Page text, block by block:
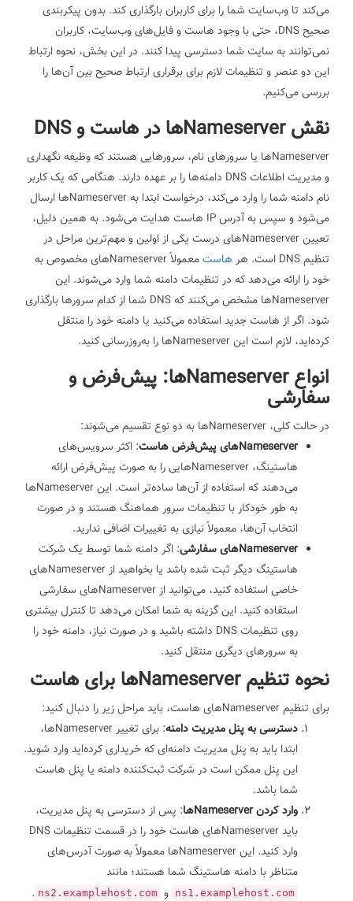
می‌کند تا وب‌سایت شما را برای کاربران بارگذاری کند. بدون پیکربندی
صحیح DNS، حتی با وجود هاست و فایل‌های وب‌سایت، کاربران
نمی‌توانند به سایت شما دسترسی پیدا کنند. در این بخش، نحوه ارتباط
این دو عنصر و تنظیمات لازم برای برقراری ارتباط صحیح بین آن‌ها را
بررسی می‌کنیم.
نقش Nameserverها در هاست و DNS
Nameserverها یا سرورهای نام، سرورهایی هستند که وظیفه نگهداری
و مدیریت اطلاعات DNS دامنه‌ها را بر عهده دارند. هنگامی که یک کاربر
نام دامنه شما را وارد می‌کند، درخواست ابتدا به Nameserverها ارسال
می‌شود و سپس به آدرس IP هاست هدایت می‌شود. به همین دلیل،
تعیین Nameserverهای درست یکی از اولین و مهم‌ترین مراحل در
تنظیم DNS است.
هر هاست
معمولاً Nameserverهای مخصوص به
خود را ارائه می‌دهد که در تنظیمات دامنه شما وارد می‌شوند. این
Nameserverها مشخص می‌کنند که DNS شما از کدام سرورها بارگذاری
شود. اگر از هاست جدید استفاده می‌کنید یا دامنه خود را منتقل
کرده‌اید، لازم است این Nameserverها را به‌روزرسانی کنید.
انواع Nameserverها: پیش‌فرض و
سفارشی
در حالت کلی، Nameserverها به دو نوع تقسیم می‌شوند:
Nameserverهای پیش‌فرض هاست
: اکثر سرویس‌های
هاستینگ، Nameserverهایی را به صورت پیش‌فرض ارائه
می‌دهند که استفاده از آن‌ها ساده‌تر است. این Nameserverها
به طور خودکار با تنظیمات سرور هماهنگ هستند و در صورت
انتخاب آن‌ها، معمولاً نیازی به تغییرات اضافی ندارید.
Nameserverهای سفارشی
: اگر دامنه شما توسط یک شرکت
هاستینگ دیگر ثبت شده باشد یا بخواهید از Nameserverهای
خاصی استفاده کنید، می‌توانید از Nameserverهای سفارشی
استفاده کنید. این گزینه به شما امکان می‌دهد تا کنترل بیشتری
روی تنظیمات DNS داشته باشید و در صورت نیاز، دامنه خود را
به سرورهای دیگری منتقل کنید.
نحوه تنظیم Nameserverها برای هاست
برای تنظیم Nameserverهای هاست، باید مراحل زیر را دنبال کنید:
دسترسی به پنل مدیریت دامنه
: برای تغییر Nameserverها،
ابتدا باید به پنل مدیریت دامنه‌ای که خریداری کرده‌اید وارد شوید.
این پنل ممکن است در شرکت ثبت‌کننده دامنه یا پنل هاست
شما باشد.
وارد کردن Nameserverها
: پس از دسترسی به پنل مدیریت،
باید Nameserverهای هاست خود را در قسمت تنظیمات DNS
وارد کنید. این Nameserverها معمولاً به صورت آدرس‌های
متناظر با دامنه هاستینگ شما هستند؛ مانند
ns1.examplehost.com و ns2.examplehost.com
.